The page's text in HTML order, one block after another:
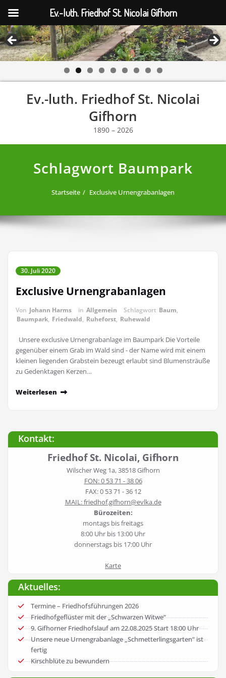
Ev.-luth. Friedhof St. Nicolai
Gifhorn
1890 – 2026
Schlagwort Baumpark
Startseite Exclusive Urnengrabanlagen
30. Juli 2020
Exclusive Urnengrabanlagen
Von Johann Harms in Allgemein Schlagwort Baum,
Baumpark, Friedwald, Ruheforst, Ruhewald
Unsere exclusive Urnengrabanlage im Baumpark Die Vorteile
gegenüber einem Grab im Wald sind - der Name wird mit einem
kleinen liegenden Grabstein bezeugt erlaubt sind Blumensträuße
zu Gedenktagen Kerzen…
Weiterlesen
Kontakt:
Friedhof St. Nicolai, Gifhorn
Wilscher Weg 1a, 38518 Gifhorn
FON: 0 53 71 - 38 06
FAX: 0 53 71 - 36 12
MAIL: friedhof.gifhorn@evlka.de
Bürozeiten:
montags bis freitags
8:00 Uhr bis 13:00 Uhr
donnerstags bis 17:00 Uhr
Karte
Aktuelles:
Termine – Friedhofsführungen 2026
Friedhofgeflüster mit der „Schwarzen Witwe“
9. Gifhorner Friedhofslauf am 22.08.2025 Start 18:00 Uhr
Unsere neue Urnengrabanlage „Schmetterlingsgarten“ ist
fertig
Kirschblüte zu bewundern
Ev.-luth. Friedhof St. Nicolai Gifhorn